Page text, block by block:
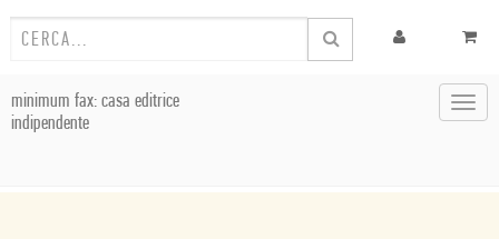
minimum fax: casa editrice
indipendente